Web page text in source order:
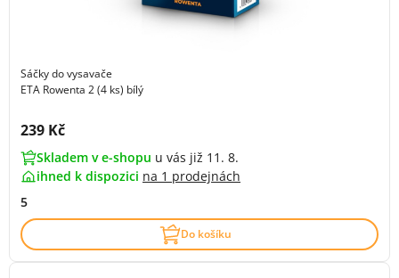
Sáčky do vysavače
ETA Rowenta 2 (4 ks) bílý
Cena s DPH:
239 Kč
Skladem v e-shopu u vás již 11. 8.
ihned k dispozici na 1 prodejnách
5
Do košíku